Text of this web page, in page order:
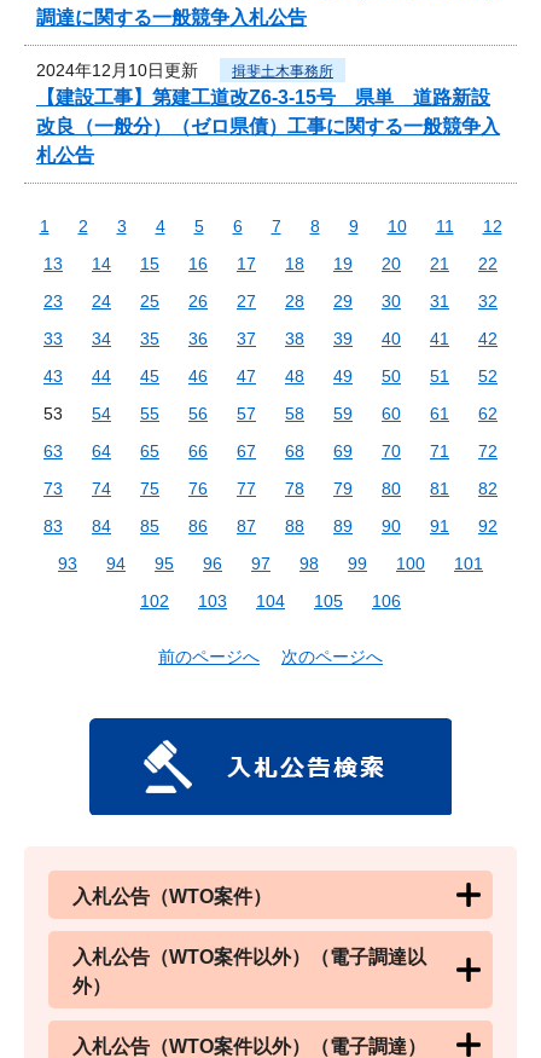
調達に関する一般競争入札公告
2024年12月10日更新 揖斐土木事務所
【建設工事】第建工道改Z6-3-15号 県単 道路新設
改良（一般分）（ゼロ県債）工事に関する一般競争入
札公告
1 2 3 4 5 6 7 8 9 10 11
12
13
14 15 16 17 18 19 20 21
22
23
24 25 26 27 28 29 30 31
32
33
34 35 36 37 38 39 40 41
42
43
44 45 46 47 48 49 50 51
52
53
54 55 56 57 58 59 60 61
62
63
64 65 66 67 68 69 70 71
72
73
74 75 76 77 78 79 80 81
82
83
84 85 86 87 88 89 90 91
92
93
94 95 96 97 98 99 100
101
102
103 104 105 106
前のページへ 次のページへ
入札公告（WTO案件）
入札公告（WTO案件以外）（電子調達以
外）
入札公告（WTO案件以外）（電子調達）